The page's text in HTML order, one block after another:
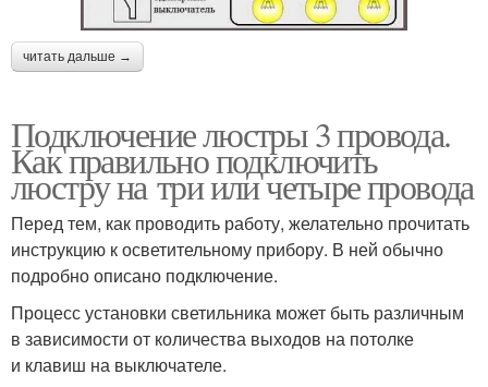
читать дальше →
Подключение люстры 3 провода.
Как правильно подключить
люстру на три или четыре провода
Перед тем, как проводить работу, желательно прочитать
инструкцию к осветительному прибору. В ней обычно
подробно описано подключение.
Процесс установки светильника может быть различным
в зависимости от количества выходов на потолке
и клавиш на выключателе.